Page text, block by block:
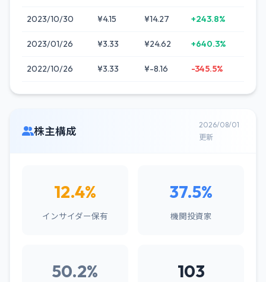
2023/10/30 ¥4.15 ¥14.27 +243.8%
2023/01/26 ¥3.33 ¥24.62 +640.3%
2022/10/26 ¥3.33 ¥-8.16 -345.5%
株主構成
2026/08/01
更新
12.4%
インサイダー保有
37.5%
機関投資家
50.2% 103